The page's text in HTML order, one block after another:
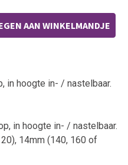
AAN WINKELMANDJE
in hoogte in- / nastelbaar.
in hoogte in- / nastelbaar.
14mm (140, 160 of